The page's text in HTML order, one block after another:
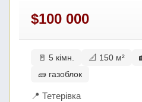
$100 000
🚪 5 кімн. 📐 150 м²
🧱 газоблок
📍 Тетерівка